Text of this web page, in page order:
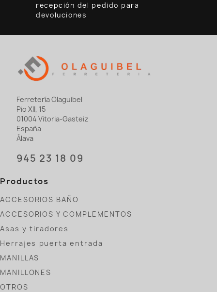
recepción del pedido para
devoluciones
Ferretería Olaguibel
Pio XII, 15
01004 Vitoria-Gasteiz
España
Álava
945 23 18 09
Productos
ACCESORIOS BAÑO
ACCESORIOS Y COMPLEMENTOS
Asas y tiradores
Herrajes puerta entrada
MANILLAS
MANILLONES
OTROS